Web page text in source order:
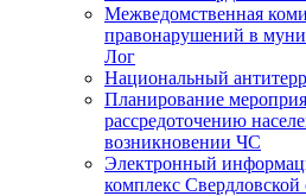
Межведомственная
правонарушений в
Лог
Национальный
Планирование
рассредоточению
возникновении ЧС
Электронный
комплекс Свердловской